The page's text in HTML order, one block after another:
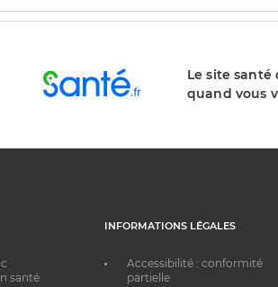
Le site santé
quand vous
santé
INFORMATIONS LÉGALES
Accessibilité : conformité
partielle